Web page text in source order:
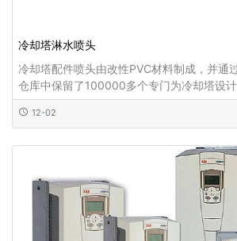
冷却塔淋水喷头
冷却塔配件喷头由改性PVC材料制成，并通
仓库中保留了100000多个专门为冷却塔设
也可用于替换其他冷却塔...
12-02